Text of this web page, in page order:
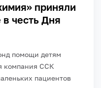
приняли
честь Дня
помощи детям
компания ССК
пациентов